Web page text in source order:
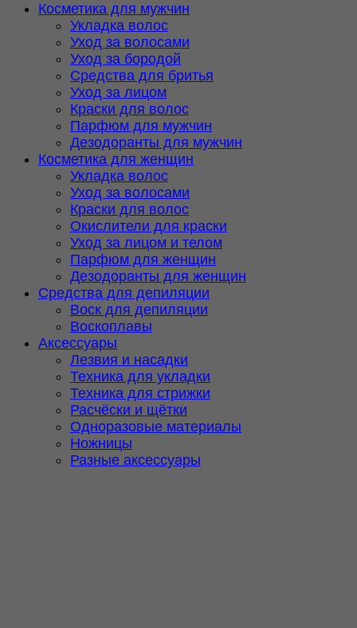
Косметика для мужчин
Укладка волос
Уход за волосами
Уход за бородой
Средства для бритья
Уход за лицом
Краски для волос
Парфюм для мужчин
Дезодоранты для мужчин
Косметика для женщин
Укладка волос
Уход за волосами
Краски для волос
Окислители для краски
Уход за лицом и телом
Парфюм для женщин
Дезодоранты для женщин
Средства для депиляции
Воск для депиляции
Воскоплавы
Аксессуары
Лезвия и насадки
Техника для укладки
Техника для стрижки
Расчёски и щётки
Одноразовые материалы
Ножницы
Разные аксессуары